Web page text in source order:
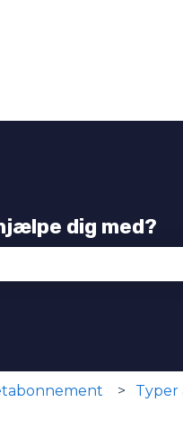
dig med?
Typer